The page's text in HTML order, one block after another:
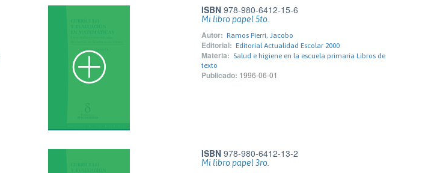
ISBN 978-980-6412-15-6
Mi libro papel 5to.
Autor: Ramos Pierri, Jacobo
Editorial: Editorial Actualidad Escolar 2000
Materia: Salud e higiene en la escuela primaria Libros de
texto
Publicado: 1996-06-01
ISBN 978-980-6412-13-2
Mi libro papel 3ro.